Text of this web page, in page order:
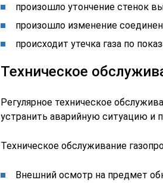
произошло утончение стенок
произошло изменение
происходит утечка газа по
Техническое
Регулярное техническое
устранить аварийную ситуацию и
Техническое обслуживание
Внешний осмотр на предмет